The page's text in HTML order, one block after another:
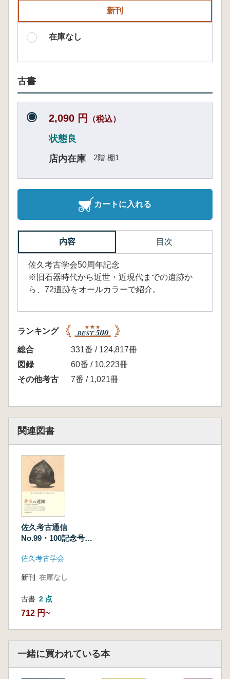
新刊
在庫なし
古書
2,090 円 （税込）
状態良
店内在庫
2階 棚1
カートに入れる
内容 目次
佐久考古学会50周年記念
※旧石器時代から近世・近現代までの遺跡か
ら、72遺跡をオールカラーで紹介。
ランキング
総合
331番 / 124,817冊
図録
60番 / 10,223冊
その他考古
7番 / 1,021冊
関連図書
佐久考古通信
No.99・100記念号
佐久考古学会
新刊 在庫なし
古書 2 点
712 円~
一緒に買われている本